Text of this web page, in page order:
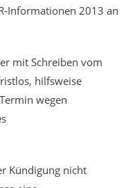
Informationen 2013 an
mit Schreiben vom
hilfsweise
wegen
Kündigung nicht